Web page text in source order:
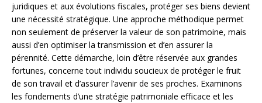
juridiques et aux évolutions fiscales, protéger ses biens devient
une nécessité stratégique. Une approche méthodique permet
non seulement de préserver la valeur de son patrimoine, mais
aussi d’en optimiser la transmission et d’en assurer la
pérennité. Cette démarche, loin d’être réservée aux grandes
fortunes, concerne tout individu soucieux de protéger le fruit
de son travail et d’assurer l’avenir de ses proches. Examinons
les fondements d’une stratégie patrimoniale efficace et les